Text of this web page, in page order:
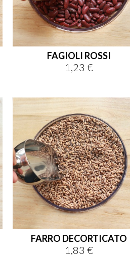
FAGIOLI ROSSI
Prezzo
1,23 €
FARRO DECORTICATO
Prezzo
1,83 €